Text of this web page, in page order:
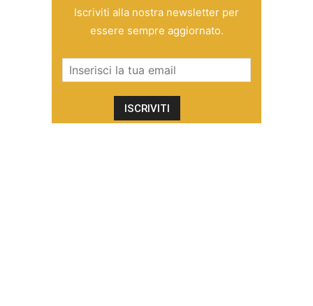
Iscriviti alla nostra newsletter per
essere sempre aggiornato.